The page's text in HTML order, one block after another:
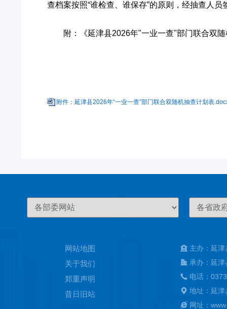
查档案按照“谁检查、谁保存”的原则，经抽查人
附：《延津县2026年"一业一查"部门联合双
附件：延津县2026年“一业一查”部门联合双随机抽查计划表
网站地图
关于我们
郑重声明
昔日旧站
主办：延
承办：延
电话：
地址：延
网址：